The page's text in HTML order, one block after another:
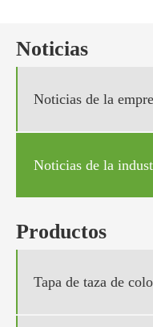
Noticias
Noticias de la
Noticias de la
Productos
Tapa de taza de